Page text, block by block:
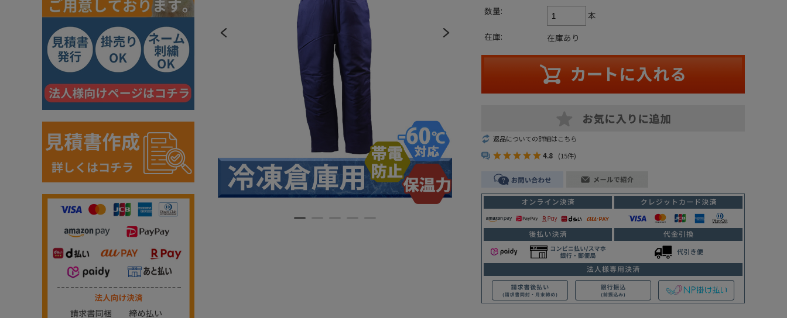
数量:
本
在庫:
在庫あり
返品についての詳細はこちら
4.8
(15件)